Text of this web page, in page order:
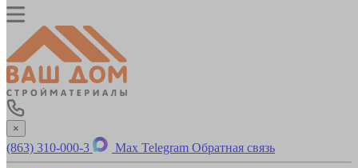
×
(863) 310-000-3 Max Telegram Обратная связь